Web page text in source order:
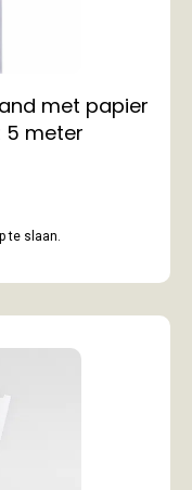
met papier
meter
te slaan.